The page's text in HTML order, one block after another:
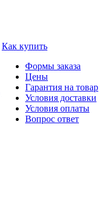
Как купить
Формы заказа
Цены
Гарантия на товар
Условия доставки
Условия оплаты
Вопрос ответ